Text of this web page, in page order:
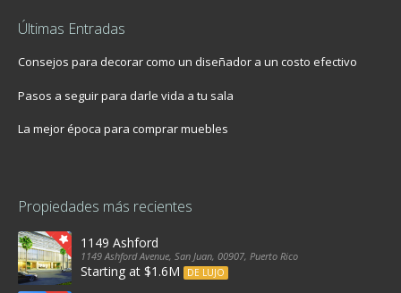
Últimas Entradas
Consejos para decorar como un diseñador a un costo efectivo
Pasos a seguir para darle vida a tu sala
La mejor época para comprar muebles
Propiedades más recientes
1149 Ashford
1149 Ashford Avenue, San Juan, 00907, Puerto Rico
Starting at $1.6M DE LUJO